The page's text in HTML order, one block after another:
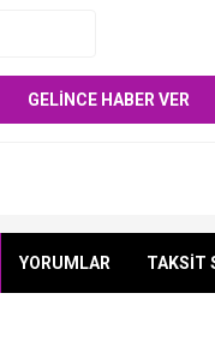
GELİNCE HABER VER
YORUMLAR TAKSİT